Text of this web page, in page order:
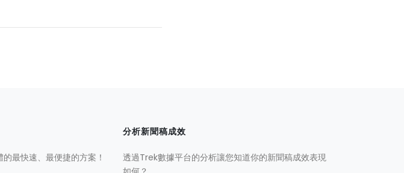
最快速、最便捷的方案！
分析新聞稿成效
透過Trek數據平台的分析讓您知道你的新聞稿成效表現